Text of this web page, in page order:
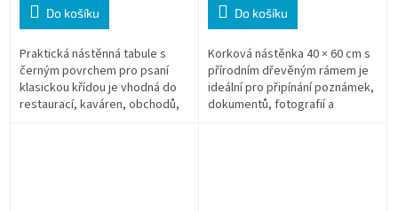
Do košíku
Praktická nástěnná tabule s
černým povrchem pro psaní
klasickou křídou je vhodná do
restaurací, kaváren, obchodů,
Do košíku
Korková nástěnka 40 × 60 cm s
přírodním dřevěným rámem je
ideální pro připínání poznámek,
dokumentů, fotografií a